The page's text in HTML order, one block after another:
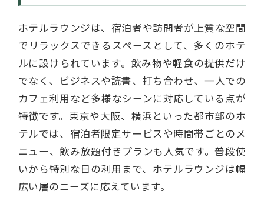
ホテルラウンジは、宿泊者や訪問者が上質な空間
でリラックスできるスペースとして、多くのホテ
ルに設けられています。飲み物や軽食の提供だけ
でなく、ビジネスや読書、打ち合わせ、一人での
カフェ利用など多様なシーンに対応している点が
特徴です。東京や大阪、横浜といった都市部のホ
テルでは、宿泊者限定サービスや時間帯ごとのメ
ニュー、飲み放題付きプランも人気です。普段使
いから特別な日の利用まで、ホテルラウンジは幅
広い層のニーズに応えています。